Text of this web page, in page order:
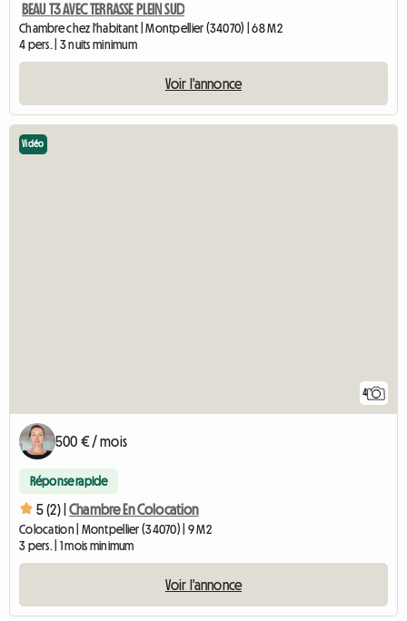
BEAU T3 AVEC TERRASSE PLEIN SUD
Chambre chez l'habitant | Montpellier (34070) | 68 M2
4 pers. | 3 nuits minimum
Voir l'annonce
4
Vidéo
500 € / mois
Réponse rapide
5 (2) | Chambre En Colocation
Colocation | Montpellier (34070) | 9 M2
3 pers. | 1 mois minimum
Voir l'annonce